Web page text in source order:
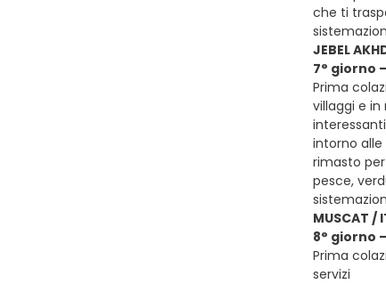
che ti
JEBEL
7° giorno –
Prima
villaggi e
intorno
rimasto
pesce,
MUSCAT /
8° giorno
Prima
servizi